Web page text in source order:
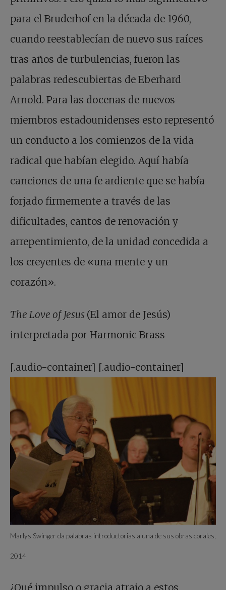
para el Bruderhof en la década de 1960,
cuando reestablecían de nuevo sus raíces
tras años de turbulencias, fueron las
palabras redescubiertas de Eberhard
Arnold. Para las docenas de nuevos
miembros estadounidenses esto representó
un conducto a los comienzos de la vida
radical que habían elegido. Aquí había
canciones de una fe ardiente que se había
forjado firmemente a través de las
dificultades, cantos de renovación y
arrepentimiento, de la unidad concedida a
los creyentes de «una mente y un
corazón».
The Love of Jesus (El amor de Jesús)
interpretada por Harmonic Brass
[.audio-container] [.audio-container]
Marlys Swinger da palabras introductorias a una de sus obras corales,
2014
¿Qué impulso o gracia atrajo a estos